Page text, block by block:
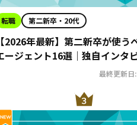
転職 第二新卒・20代
【2026年最新】第二新卒が使う
ージェント16選｜独自インタ
らわかるおすすめ理由・サービ
最終更新